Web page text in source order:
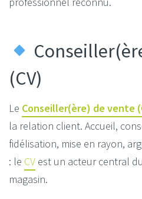
(CV)
Le Conseiller(ère) de vente
la relation client. Accueil,
fidélisation, mise en rayon,
: le CV est un acteur central
magasin.